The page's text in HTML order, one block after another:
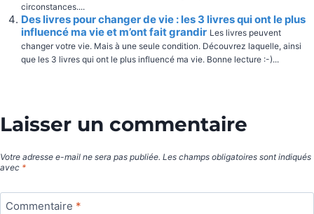
circonstances....
Des livres pour changer de vie : les 3 livres qui ont le plus
influencé ma vie et m’ont fait grandir Les livres peuvent ​
changer votre vie. Mais à une seule condition. Découvrez laquelle, ainsi
que les 3 livres qui ont le plus influencé ma vie. Bonne lecture :-)...
Laisser un commentaire
Votre adresse e-mail ne sera pas publiée. Les champs obligatoires sont indiqués
avec *
Commentaire *